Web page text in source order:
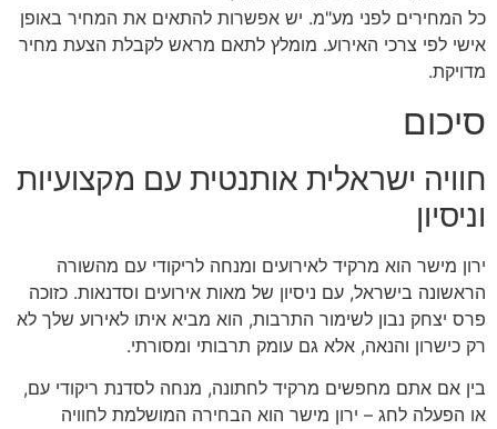
כל המחירים לפני מע"מ. יש אפשרות להתאים את המחיר באופן
אישי לפי צרכי האירוע. מומלץ לתאם מראש לקבלת הצעת מחיר
מדויקת.
סיכום
חוויה ישראלית אותנטית עם מקצועיות
וניסיון
ירון מישר הוא מרקיד לאירועים ומנחה לריקודי עם מהשורה
הראשונה בישראל, עם ניסיון של מאות אירועים וסדנאות. כזוכה
פרס יצחק נבון לשימור התרבות, הוא מביא איתו לאירוע שלך לא
רק כישרון והנאה, אלא גם עומק תרבותי ומסורתי.
בין אם אתם מחפשים מרקיד לחתונה, מנחה לסדנת ריקודי עם,
או הפעלה לחג – ירון מישר הוא הבחירה המושלמת לחוויה